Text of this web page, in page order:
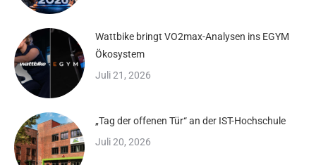
Wattbike bringt VO2max-Analysen ins EGYM
Ökosystem
Juli 21, 2026
„Tag der offenen Tür“ an der IST-Hochschule
Juli 20, 2026